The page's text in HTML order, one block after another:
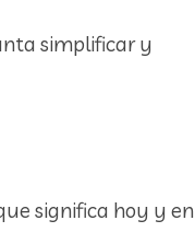
simplificar y
significa hoy y en